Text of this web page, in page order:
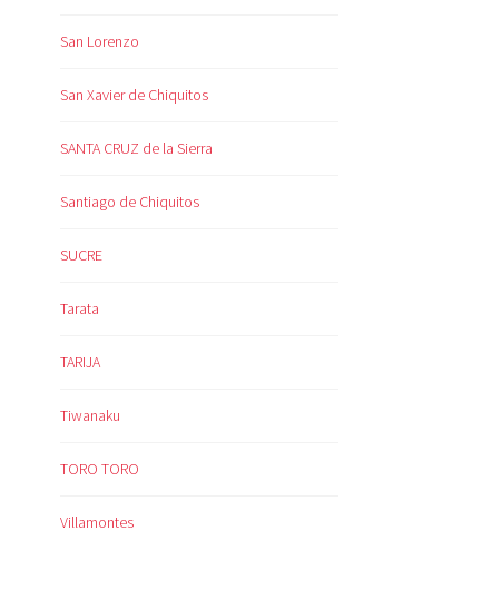
San Lorenzo
San Xavier de Chiquitos
SANTA CRUZ de la Sierra
Santiago de Chiquitos
SUCRE
Tarata
TARIJA
Tiwanaku
TORO TORO
Villamontes